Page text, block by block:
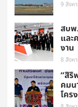
9 สิงห
สบพ
และ
งาน
8 สิงห
“สิริ
คม
โคร